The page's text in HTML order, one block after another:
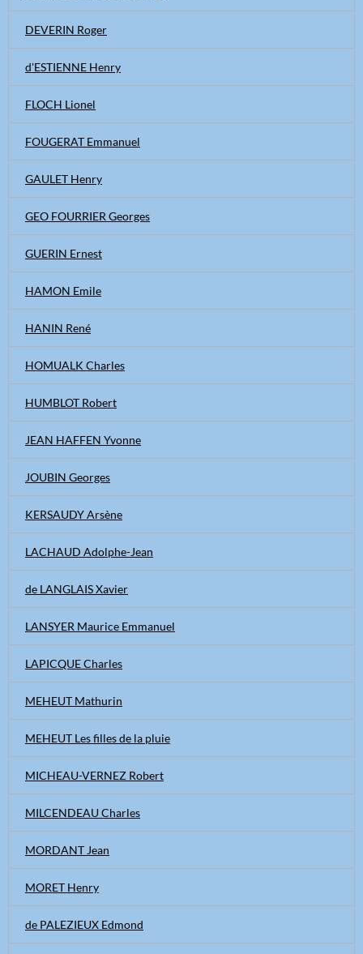
DEVERIN Roger
d'ESTIENNE Henry
FLOCH Lionel
FOUGERAT Emmanuel
GAULET Henry
GEO FOURRIER Georges
GUERIN Ernest
HAMON Emile
HANIN René
HOMUALK Charles
HUMBLOT Robert
JEAN HAFFEN Yvonne
JOUBIN Georges
KERSAUDY Arsène
LACHAUD Adolphe-Jean
de LANGLAIS Xavier
LANSYER Maurice Emmanuel
LAPICQUE Charles
MEHEUT Mathurin
MEHEUT Les filles de la pluie
MICHEAU-VERNEZ Robert
MILCENDEAU Charles
MORDANT Jean
MORET Henry
de PALEZIEUX Edmond